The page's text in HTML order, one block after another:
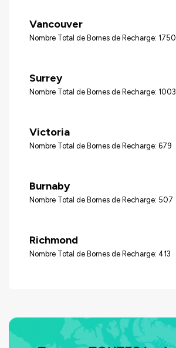
Vancouver
Nombre Total de Bornes de Recharge: 1750
Surrey
Nombre Total de Bornes de Recharge: 1003
Victoria
Nombre Total de Bornes de Recharge: 679
Burnaby
Nombre Total de Bornes de Recharge: 507
Richmond
Nombre Total de Bornes de Recharge: 413